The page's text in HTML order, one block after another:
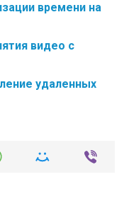
времени на
видео с
удаленных